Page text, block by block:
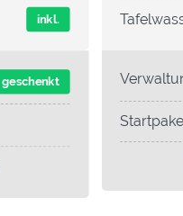
inkl.
geschenkt